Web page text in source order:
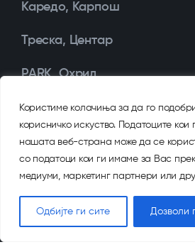
Користиме колачиња за да го
корисничко искуство. Податоците
нашата веб-страна може да се
со податоци кои ги имаме за Вас
медиуми, маркетинг партнери или
Одбијте ги сите Дозволи
Каредо, Карпош
Треска, Центар
PARK, Охрид
За нас
Историја